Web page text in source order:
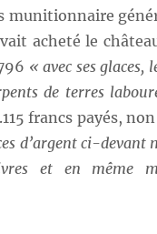
munitionnaire
acheté le
« avec ses glaces,
de terres
francs payés,
d’argent ci-devant
et en même